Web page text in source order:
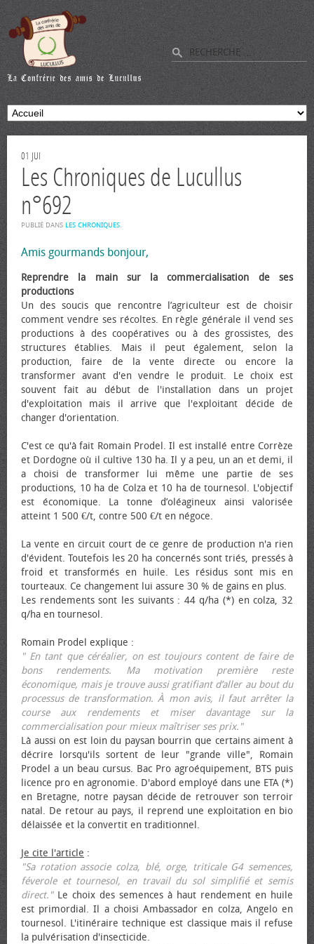
01 JUI
Les Chroniques de Lucullus
n°692
PUBLIÉ DANS LES CHRONIQUES.
Amis gourmands bonjour,
Reprendre la main sur la commercialisation de ses
productions
Un des soucis que rencontre l’agriculteur est de choisir
comment vendre ses récoltes. En règle générale il vend ses
productions à des coopératives ou à des grossistes, des
structures établies. Mais il peut également, selon la
production, faire de la vente directe ou encore la
transformer avant d'en vendre le produit. Le choix est
souvent fait au début de l'installation dans un projet
d'exploitation mais il arrive que l'exploitant décide de
changer d'orientation.
C'est ce qu'à fait Romain Prodel. Il est installé entre Corrèze
et Dordogne où il cultive 130 ha. Il y a peu, un an et demi, il
a choisi de transformer lui même une partie de ses
productions, 10 ha de Colza et 10 ha de tournesol. L'objectif
est économique. La tonne d’oléagineux ainsi valorisée
atteint 1 500 €/t, contre 500 €/t en négoce.
La vente en circuit court de ce genre de production n'a rien
d'évident. Toutefois les 20 ha concernés sont triés, pressés à
froid et transformés en huile. Les résidus sont mis en
tourteaux. Ce changement lui assure 30 % de gains en plus.
Les rendements sont les suivants : 44 q/ha (*) en colza, 32
q/ha en tournesol.
Romain Prodel explique :
" En tant que céréalier, on est toujours content de faire de
bons rendements. Ma motivation première reste
économique, mais je trouve aussi gratifiant d’aller au bout du
processus de transformation. À mon avis, il faut arrêter la
course aux rendements et miser davantage sur la
commercialisation pour mieux maîtriser ses prix."
Là aussi on est loin du paysan bourrin que certains aiment à
décrire lorsqu'ils sortent de leur "grande ville", Romain
Prodel a un beau cursus. Bac Pro agroéquipement, BTS puis
licence pro en agronomie. D'abord employé dans une ETA (*)
en Bretagne, notre paysan décide de retrouver son terroir
natal. De retour au pays, il reprend une exploitation en bio
délaissée et la convertit en traditionnel.
Je cite l'article :
"Sa rotation associe colza, blé, orge, triticale G4 semences,
féverole et tournesol, en travail du sol simplifié et semis
direct."Le choix des semences à haut rendement en huile
est primordial. Il a choisi Ambassador en colza, Angelo en
tournesol. L'itinéraire technique est classique mais il refuse
la pulvérisation d'insecticide.